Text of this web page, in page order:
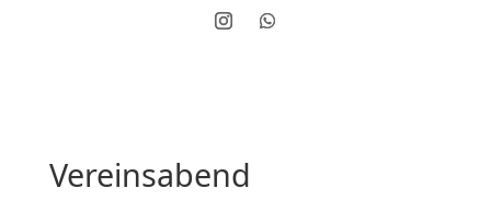
Vereinsabend